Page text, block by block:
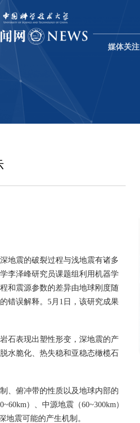
媒体关注
地震的破裂过程与浅地震有诸多
李泽峰研究员课题组利用机器学
和震源参数的差异由地球刚度随
错误解释。5月1日，该研究成果
石表现出塑性形变，深地震的产
水脆化、热失稳和亚稳态橄榄石
、俯冲带的性质以及地球内部的
）、中源地震（60~300km）
地震可能的产生机制。